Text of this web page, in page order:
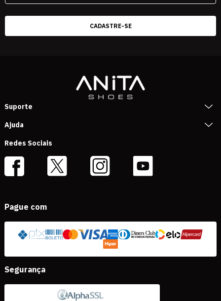
Suporte
Ajuda
Redes Sociais
Pague com
Segurança